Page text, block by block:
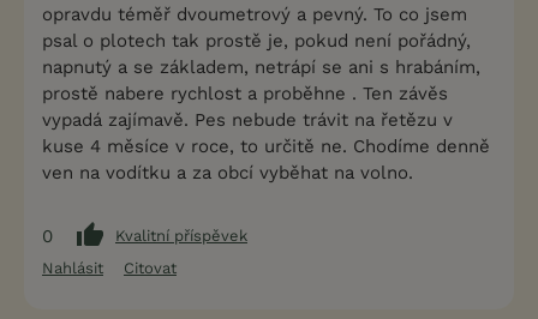
opravdu téměř dvoumetrový a pevný. To co jsem
psal o plotech tak prostě je, pokud není pořádný,
napnutý a se základem, netrápí se ani s hrabáním,
prostě nabere rychlost a proběhne . Ten závěs
vypadá zajímavě. Pes nebude trávit na řetězu v
kuse 4 měsíce v roce, to určitě ne. Chodíme denně
ven na vodítku a za obcí vyběhat na volno.
0
Kvalitní příspěvek
Nahlásit
Citovat